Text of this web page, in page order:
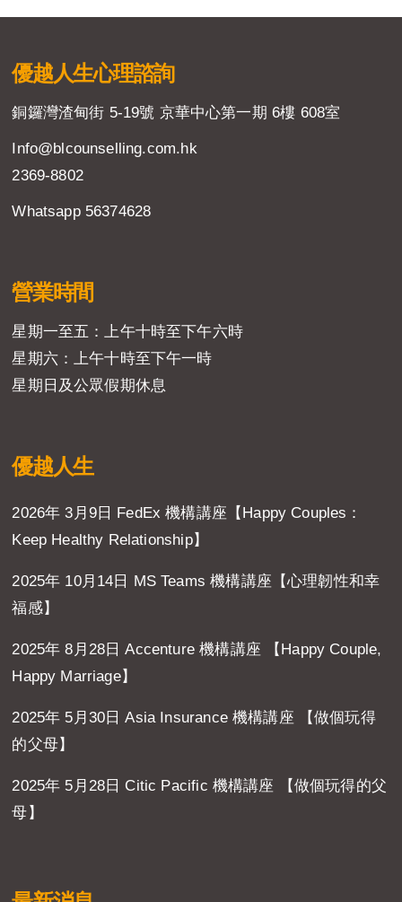
優越人生心理諮詢
銅鑼灣渣甸街 5-19號 京華中心第一期 6樓 608室
Info@blcounselling.com.hk
2369-8802
Whatsapp 56374628
營業時間
星期一至五：上午十時至下午六時
星期六：上午十時至下午一時
星期日及公眾假期休息
優越人生
2026年 3月9日 FedEx 機構講座【Happy Couples：
Keep Healthy Relationship】
2025年 10月14日 MS Teams 機構講座【心理韌性和幸
福感】
2025年 8月28日 Accenture 機構講座 【Happy Couple,
Happy Marriage】
2025年 5月30日 Asia Insurance 機構講座 【做個玩得
的父母】
2025年 5月28日 Citic Pacific 機構講座 【做個玩得的父
母】